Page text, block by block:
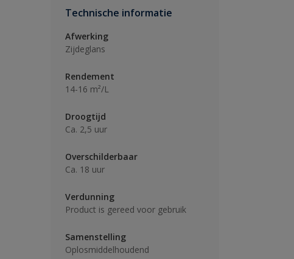
Technische informatie
Afwerking
Zijdeglans
Rendement
14-16 m²/L
Droogtijd
Ca. 2,5 uur
Overschilderbaar
Ca. 18 uur
Verdunning
Product is gereed voor gebruik
Samenstelling
Oplosmiddelhoudend